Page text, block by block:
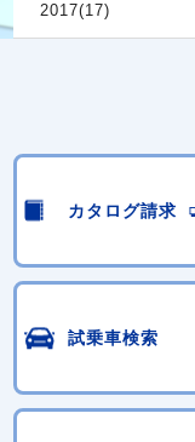
2017(17)
カタログ請求
試乗車検索